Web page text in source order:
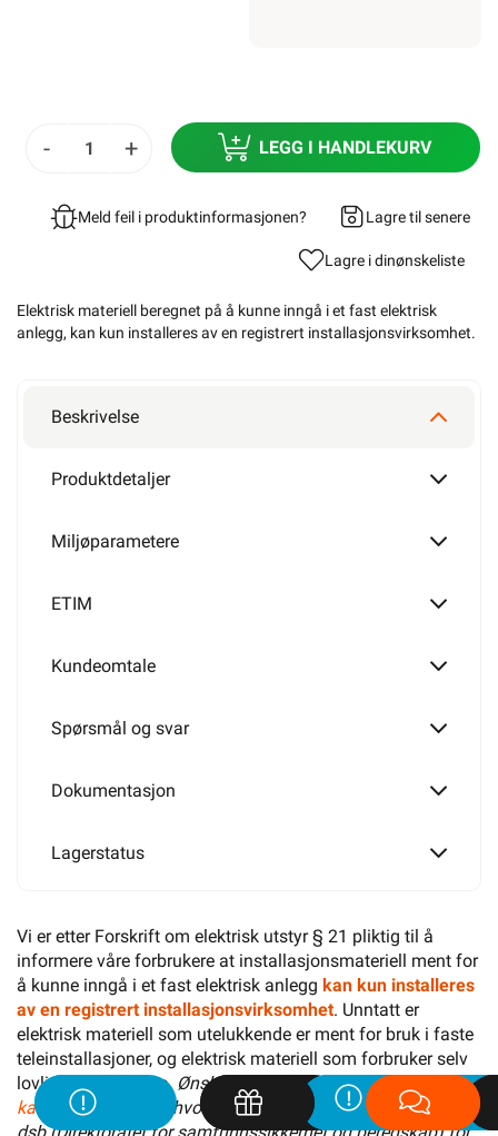
- + LEGG I HANDLEKURV
Meld feil i produktinformasjonen? Lagre til senere
Lagre i dinønskeliste
Elektrisk materiell beregnet på å kunne inngå i et fast elektrisk
anlegg, kan kun installeres av en registrert installasjonsvirksomhet.
Beskrivelse
Produktdetaljer
Miljøparametere
ETIM
Kundeomtale
Spørsmål og svar
Dokumentasjon
Lagerstatus
Vi er etter Forskrift om elektrisk utstyr § 21 pliktig til å
informere våre forbrukere at installasjonsmateriell ment for
å kunne inngå i et fast elektrisk anlegg kan kun installeres
av en registrert installasjonsvirksomhet. Unntatt er
elektrisk materiell som utelukkende er ment for bruk i faste
teleinstallasjoner, og elektrisk materiell som forbruker selv
lovlig kan installere. Ønsker du mer informasjon, se
”Hva
kan du gjøre selv?”
, hvor du også finner ekstern lenke til